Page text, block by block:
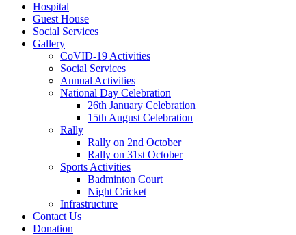
Hospital
Guest House
Social Services
Gallery
CoVID-19 Activities
Social Services
Annual Activities
National Day Celebration
26th January Celebration
15th August Celebration
Rally
Rally on 2nd October
Rally on 31st October
Sports Activities
Badminton Court
Night Cricket
Infrastructure
Contact Us
Donation